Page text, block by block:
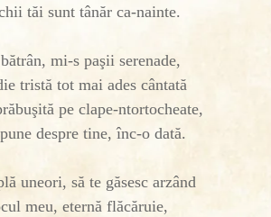
tăi sunt tânăr ca-nainte.
mi-s paşii serenade,
tristă tot mai ades cântată
pe clape-ntortocheate,
despre tine, înc-o dată.
uneori, să te găsesc arzând
meu, eternă flăcăruie,